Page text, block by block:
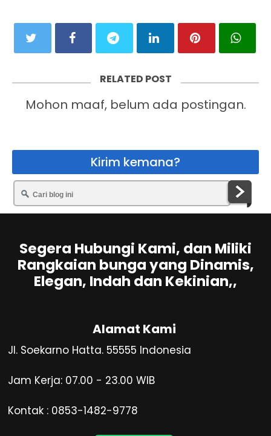
RELATED POST
Mohon maaf, belum ada postingan.
Kirim kemana?
Segera Hubungi Kami, dan Miliki
Rangkaian bunga yang Dinamis,
Elegan, Indah dan Kekinian,,
Alamat Kami
Jl. Soekarno Hatta. 55555 Indonesia
Jam Kerja: 07.00 - 23.00 WIB
Kontak : 0853-1482-9778